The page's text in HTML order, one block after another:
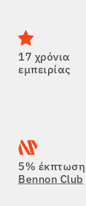
17 χρόνια
εμπειρίας
5% έκπτωση
Bennon Club